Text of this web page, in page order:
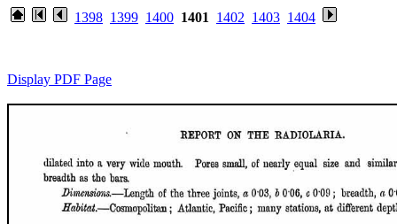
1398 1399 1400 1401 1402 1403 1404
Display PDF Page